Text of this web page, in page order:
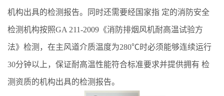
机构出具的检测报告。同时还需要经国家指 定的消防安全
检测机构按照GA 211-2009《消防排烟风机耐高温试验方
法》检测，在主风道介质温度为280℃时必须能够连续运行
30分钟以上，保证耐高温性能符合标准要求并提供拥有 检
测资质的机构出具的检测报告。